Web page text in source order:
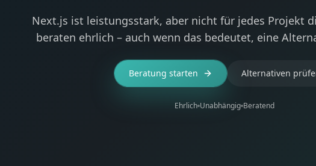
Next.js ist leistungsstark, aber nicht für jedes Projekt
beraten ehrlich – auch wenn das bedeutet, eine
Beratung starten Alternativen
Ehrlich Unabhängig Beratend